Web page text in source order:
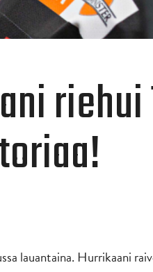
lauantaina. Hurrikaani